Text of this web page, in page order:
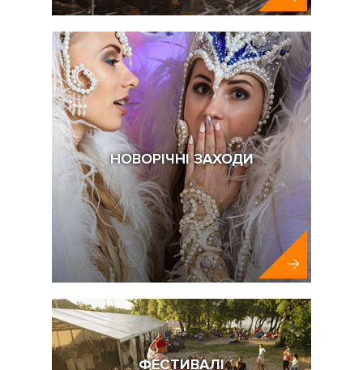
НОВОРІЧНІ ЗАХОДИ
ФЕСТИВАЛІ